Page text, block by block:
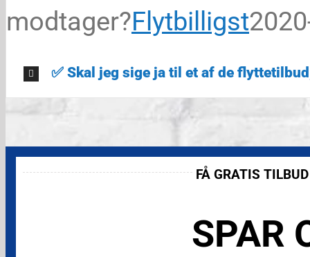
modtager?Flytbilligst
✅ Skal jeg sige ja til et af de
FÅ GRATIS
SPAR